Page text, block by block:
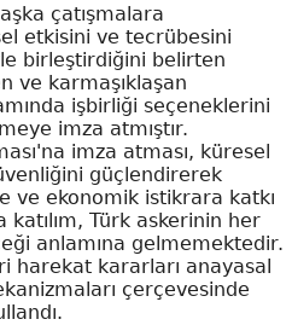
çatışmalara
etkisini ve tecrübesini
birleştirdiğini belirten
ve karmaşıklaşan
işbirliği seçeneklerini
imza atmıştır.
imza atması, küresel
güçlendirerek
ve ekonomik istikrara katkı
katılım, Türk askerinin her
anlamına gelmemektedir.
harekat kararları anayasal
çerçevesinde